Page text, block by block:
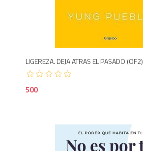
LIGEREZA. DEJA ATRAS EL PASADO (OF2)
500